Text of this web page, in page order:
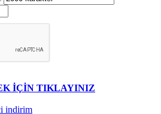
İÇİN TIKLAYINIZ